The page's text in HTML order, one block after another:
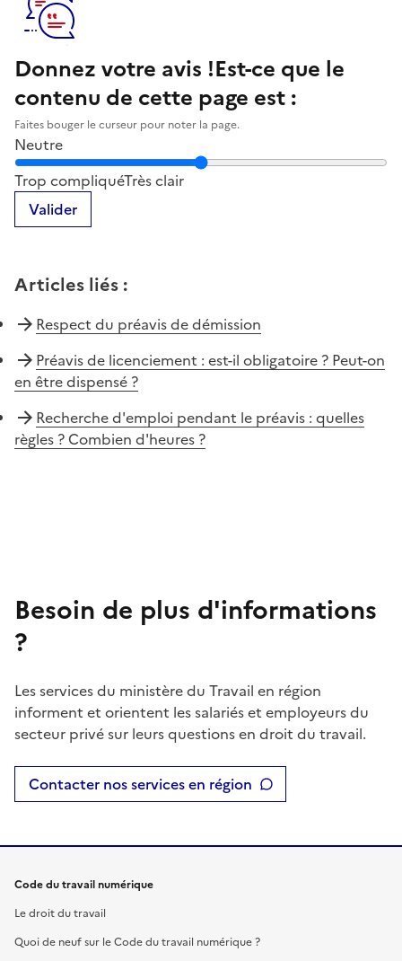
Donnez votre avis !Est-ce que le
contenu de cette page est :
Faites bouger le curseur pour noter la page.
Neutre
Notez la clarté du contenu de cette page
Trop compliquéTrès clair
Valider
Articles liés :
Respect du préavis de démission
Préavis de licenciement : est-il obligatoire ? Peut-on
en être dispensé ?
Recherche d'emploi pendant le préavis : quelles
règles ? Combien d'heures ?
Besoin de plus d'informations
?
Les services du ministère du Travail en région
informent et orientent les salariés et employeurs du
secteur privé sur leurs questions en droit du travail.
Contacter nos services en région
Code du travail numérique
Le droit du travail
Quoi de neuf sur le Code du travail numérique ?